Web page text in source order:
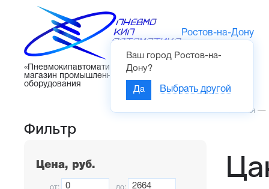
«Пневмокипавтоматика» – интернет-
магазин промышленного
оборудования
Ростов-на-Дону
Ваш город Ростов-на-
Дону?
Да Выбрать другой
Фильтр
Цена, руб.
от: до:
Главная —